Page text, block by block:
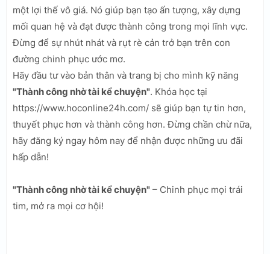
một lợi thế vô giá. Nó giúp bạn tạo ấn tượng, xây dựng
mối quan hệ và đạt được thành công trong mọi lĩnh vực.
Đừng để sự nhút nhát và rụt rè cản trở bạn trên con
đường chinh phục ước mơ.
Hãy đầu tư vào bản thân và trang bị cho mình kỹ năng
"Thành công nhờ tài kể chuyện". Khóa học tại
https://www.hoconline24h.com/ sẽ giúp bạn tự tin hơn,
thuyết phục hơn và thành công hơn. Đừng chần chừ nữa,
hãy đăng ký ngay hôm nay để nhận được những ưu đãi
hấp dẫn!
"Thành công nhờ tài kể chuyện" – Chinh phục mọi trái
tim, mở ra mọi cơ hội!